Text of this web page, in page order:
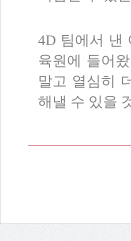
4D 팀에서 낸
육원에 들어
말고 열심히
해낼 수 있을